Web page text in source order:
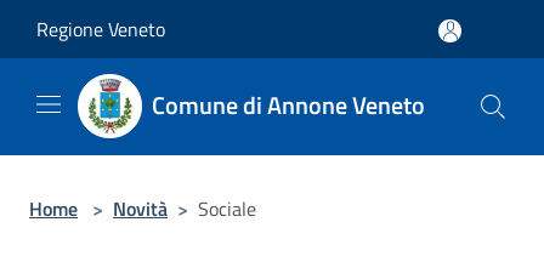
Regione Veneto
Comune di Annone Veneto
Home > Novità > Sociale